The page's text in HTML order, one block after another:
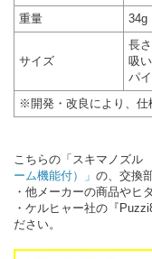
重量
34g
サイズ
長
吸
パ
※開発・改良により、仕
こちらの「スキマノズル
ーム機能付）」 の、交換
・他メーカーの商品やヒ
・ケルヒャー社の『
ださい。